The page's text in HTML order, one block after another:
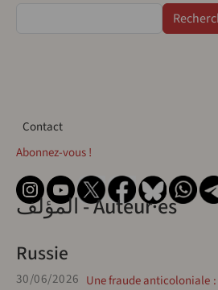
Contact
Contact
Abonnez-vous !
المؤلف - Auteur·es
Russie
30/06/2026 Une fraude anticoloniale